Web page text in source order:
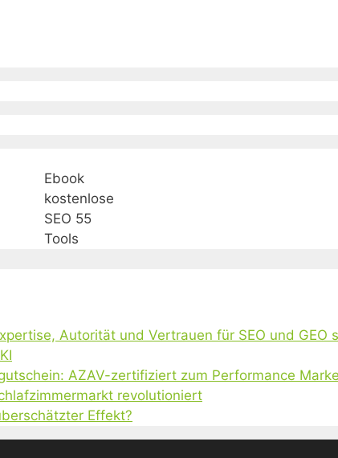
Ebook
kostenlose
SEO 55
Tools
Autorität und Vertrauen für SEO und GEO
AZAV-zertifiziert zum Performance
revolutioniert
Effekt?